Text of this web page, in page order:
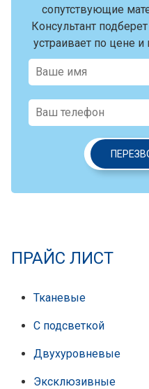
сопутствующие
Консультант
устраивает по цене и
ПРАЙС ЛИСТ
Тканевые
С подсветкой
Двухуровневые
Эксклюзивные